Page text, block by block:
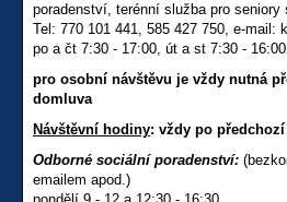
poradenství, terénní služba pro seniory
Tel: 770 101 441, 585 427 750, e-mail:
po a čt 7:30 - 17:00, út a st 7:30 -
pro osobní návštěvu je vždy nutná
domluva
Návštěvní hodiny: vždy po
Odborné sociální poradenství:
emailem apod.)